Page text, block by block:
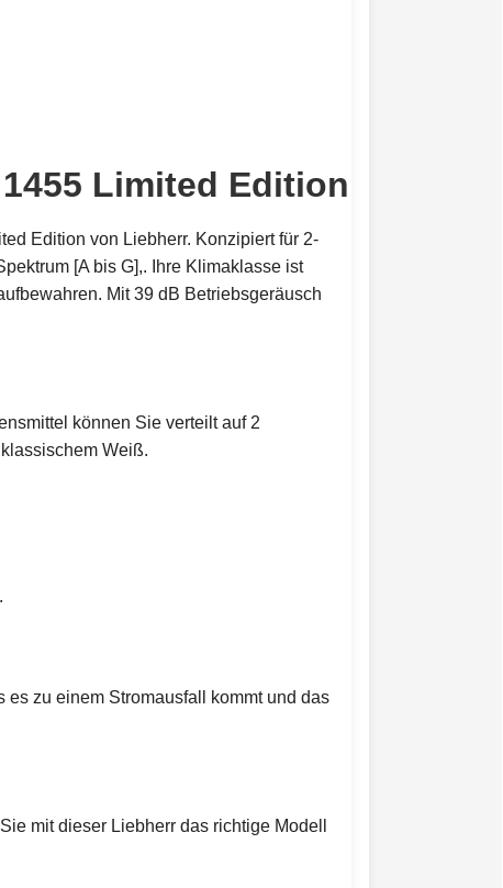
Limited Edition
Edition von Liebherr. Konzipiert für 2-
[A bis G],. Ihre Klimaklasse ist
Mit 39 dB Betriebsgeräusch
können Sie verteilt auf 2
Weiß.
zu einem Stromausfall kommt und das
mit dieser Liebherr das richtige Modell